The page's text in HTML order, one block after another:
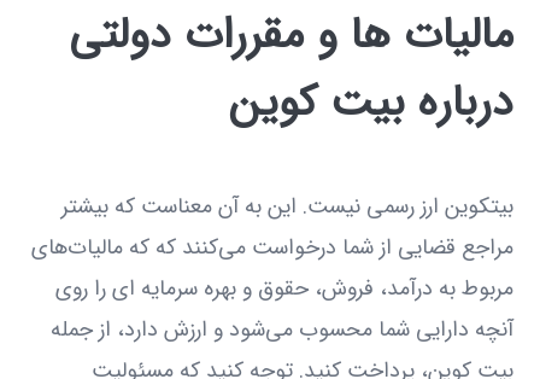
مالیات ها و مقررات دولتی
درباره بیت کوین
بیتکوین ارز رسمی نیست. این به آن معناست که بیشتر
مراجع قضایی از شما درخواست می‌کنند که که مالیات‌های
مربوط به درآمد، فروش، حقوق و بهره سرمایه ای را روی
آنچه دارایی شما محسوب می‌شود و ارزش دارد، از جمله
بیت کوین، پرداخت کنید. توجه کنید که مسئولیت